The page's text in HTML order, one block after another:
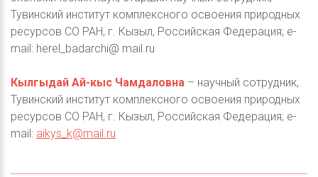
Тувинский институт комплексного освоения природных
ресурсов СО РАН, г. Кызыл, Российская Федерация; e-
mail: herel_badarchi@ mail.ru
Кылгыдай Ай-кыс Чамдаловна – научный сотрудник,
Тувинский институт комплексного освоения природных
ресурсов СО РАН, г. Кызыл, Российская Федерация; e-
mail: aikys_k@mail.ru